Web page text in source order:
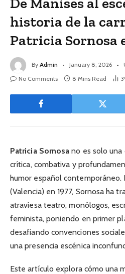
historia de la
Patricia Sornosa
By Admin January 8, 2026
No Comments
8 Mins Read
Patricia Sornosa no es solo una
crítica, combativa y
humor español contemporáneo.
(Valencia) en 1977, Sornosa ha
atraviesa teatro, monólogos,
feminista, poniendo en primer
desafiando convenciones
una presencia escénica
Este artículo explora cómo una